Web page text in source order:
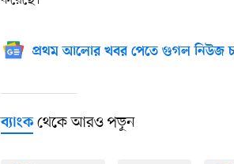
প্রথম আলোর খবর পেতে গুগল নিউজ
ব্যাংকথেকে আরও পড়ুন